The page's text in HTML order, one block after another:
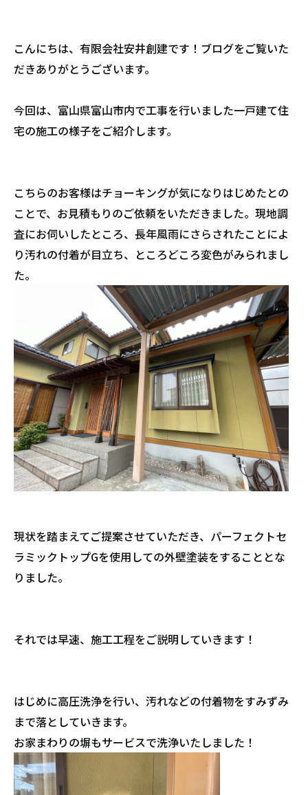
こんにちは、有限会社安井創建です！ブログをご覧いた
だきありがとうございます。
今回は、富山県富山市内で工事を行いました一戸建て住
宅の施工の様子をご紹介します。
こちらのお客様はチョーキングが気になりはじめたとの
ことで、お見積もりのご依頼をいただきました。現地調
査にお伺いしたところ、長年風雨にさらされたことによ
り汚れの付着が目立ち、ところどころ変色がみられまし
た。
現状を踏まえてご提案させていただき、パーフェクトセ
ラミックトップGを使用しての外壁塗装をすることとな
りました。
それでは早速、施工工程をご説明していきます！
はじめに高圧洗浄を行い、汚れなどの付着物をすみずみ
まで落としていきます。
お家まわりの塀もサービスで洗浄いたしました！